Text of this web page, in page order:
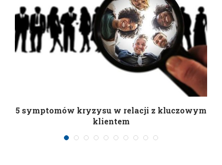
5 symptomów kryzysu w relacji z kluczowym
klientem
21 kwietnia 2019